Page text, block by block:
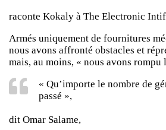
raconte Kokaly à The Electronic
Armés uniquement de fournitures
nous avons affronté obstacles et
mais, au moins, « nous avons rompu
« Qu’importe le nombre de
passé »,
dit Omar Salame,